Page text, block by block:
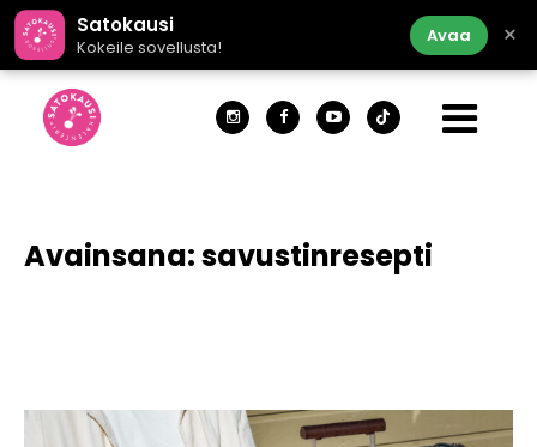
Satokausi
Kokeile sovellusta!
Avaa ×
Avainsana:savustinresepti